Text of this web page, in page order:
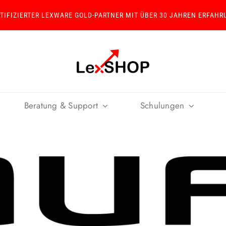
LEXWARE GOLD-PARTNER MIT ÜBER 30 JAHREN
Beratung & Support Schulungen